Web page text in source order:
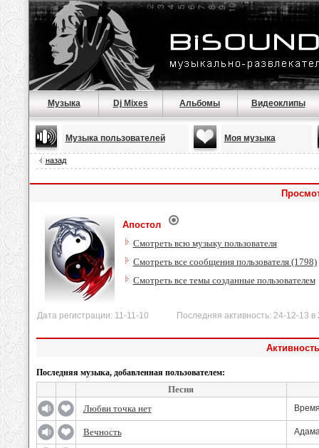
Музыка Dj Mixes Альбомы Видеоклипы
Музыка пользователей Моя музыка
назад
Апостол
Смотреть всю музыку пользователя
Смотреть все сообщения пользователя (1798)
Смотреть все темы созданные пользователем
Дата регистрации: 11-11-10 Последняя активность: 24-12-13 в
Последняя музыка, добавленная пользователем:
Песня
Любви точка нет
Вечность